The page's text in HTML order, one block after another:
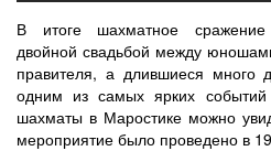
В итоге шахматное сражение
двойной свадьбой между
правителя, а длившиеся много
одним из самых ярких
шахматы в Маростике можно
мероприятие было проведено в